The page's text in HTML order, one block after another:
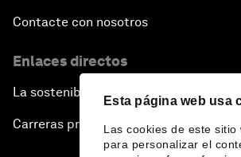
Esta página web usa
Las cookies de este sitio
para personalizar el
Contacte con nosotros
Enlaces directos
La sostenibilidad en el Foro
Carreras profesionales